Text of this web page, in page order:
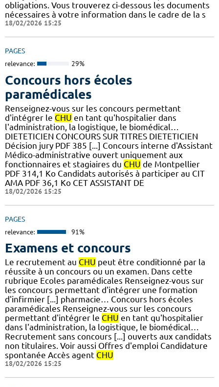
obligations. Vous trouverez ci-dessous les documents
nécessaires à votre information dans le cadre de la s
18/02/2026 15:25
PAGES
relevance: 29%
Concours hors écoles
paramédicales
Renseignez-vous sur les concours permettant
d'intégrer le CHU en tant qu'hospitalier dans
l'administration, la logistique, le biomédical…
DIETETICIEN CONCOURS SUR TITRES DIETETICIEN
Décision jury PDF 385 [...] Concours interne d'Assistant
Médico-administrative ouvert uniquement aux
fonctionnaires et stagiaires du CHU de Montpellier
PDF 314,1 Ko Candidats autorisés à participer au CIT
AMA PDF 36,1 Ko CET ASSISTANT DE
18/02/2026 15:25
PAGES
relevance: 91%
Examens et concours
Le recrutement au CHU peut être conditionné par la
réussite à un concours ou un examen. Dans cette
rubrique Ecoles paramédicales Renseignez-vous sur
les concours permettant d'intégrer une formation
d'infirmier [...] pharmacie… Concours hors écoles
paramédicales Renseignez-vous sur les concours
permettant d'intégrer le CHU en tant qu'hospitalier
dans l'administration, la logistique, le biomédical…
Recrutement sans concours [...] ouverts aux candidats
non titulaires. Voir aussi Offres d'emploi Candidature
spontanée Accès agent CHU
18/02/2026 15:25